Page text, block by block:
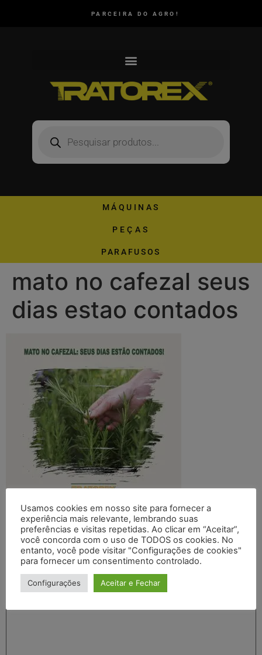
PARCEIRA DO AGRO!
MÁQUINAS
PEÇAS
PARAFUSOS
mato no cafezal seus
dias estao contados
Deixe um comentário
O seu endereço de e-mail não será publicado.
obrigatórios são marcados com*
Usamos cookies em nosso site para fornecer a
experiência mais relevante, lembrando suas
preferências e visitas repetidas. Ao clicar em “Aceitar”,
você concorda com o uso de TODOS os cookies. No
entanto, você pode visitar "Configurações de cookies"
para fornecer um consentimento controlado.
Configurações Aceitar e Fechar